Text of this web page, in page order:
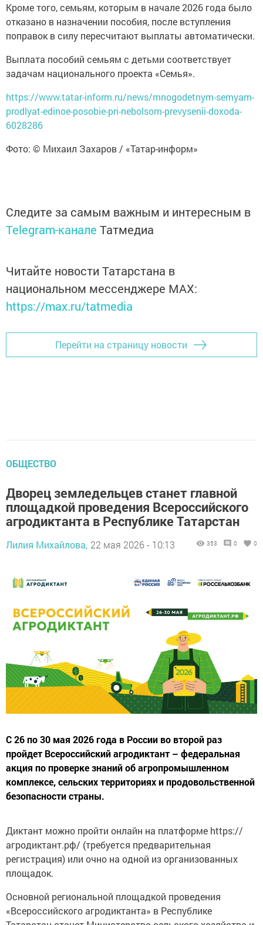
Кроме того, семьям, которым в начале 2026 года было
отказано в назначении пособия, после вступления
поправок в силу пересчитают выплаты автоматически.
Выплата пособий семьям с детьми соответствует
задачам национального проекта «Семья».
https://www.tatar-inform.ru/news/mnogodetnym-semyam-
prodlyat-edinoe-posobie-pri-nebolsom-prevysenii-doxoda-
6028286
Фото: © Михаил Захаров / «Татар-информ»
Следите за самым важным и интересным в
Telegram-канале Татмедиа
Читайте новости Татарстана в
национальном мессенджере MАХ:
https://max.ru/tatmedia
Перейти на страницу новости
ОБЩЕСТВО
Дворец земледельцев станет главной
площадкой проведения Всероссийского
агродиктанта в Республике Татарстан
Лилия Михайлова, 22 мая 2026 - 10:13 353 0 0
С 26 по 30 мая 2026 года в России во второй раз
пройдет Всероссийский агродиктант – федеральная
акция по проверке знаний об агропромышленном
комплексе, сельских территориях и продовольственной
безопасности страны.
Диктант можно пройти онлайн на платформе https://
агродиктант.рф/ (требуется предварительная
регистрация) или очно на одной из организованных
площадок.
Основной региональной площадкой проведения
«Всероссийского агродиктанта» в Республике